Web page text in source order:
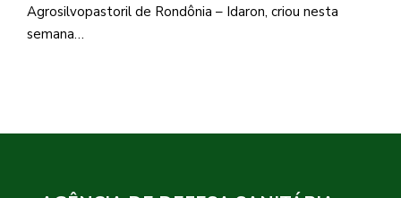
Agrosilvopastoril de Rondônia – Idaron, criou nesta
semana…